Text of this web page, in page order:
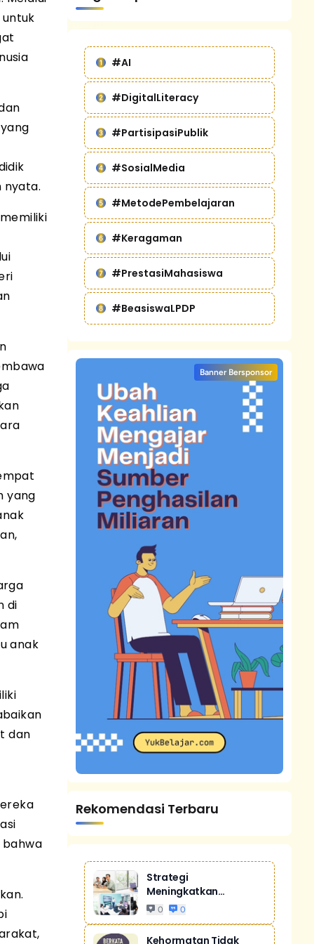
nyata.
yang
di
anak
dan
bahwa
#AI
#DigitalLiteracy
#PartisipasiPublik
#SosialMedia
#MetodePembelajaran
#Keragaman
#PrestasiMahasiswa
#BeasiswaLPDP
Banner Bersponsor
Rekomendasi Terbaru
Strategi
Meningkatkan
Penjualan Melalui
0 0
Kehormatan Tidak